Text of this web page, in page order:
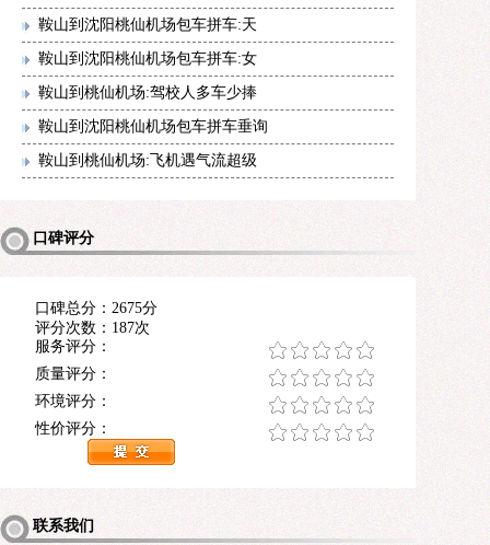
鞍山到沈阳桃仙机场包车拼车:天
鞍山到沈阳桃仙机场包车拼车:女
鞍山到桃仙机场:驾校人多车少捧
鞍山到沈阳桃仙机场包车拼车垂询
鞍山到桃仙机场:飞机遇气流超级
口碑评分
口碑总分：2675分
评分次数：187次
服务评分：
质量评分：
环境评分：
性价评分：
联系我们